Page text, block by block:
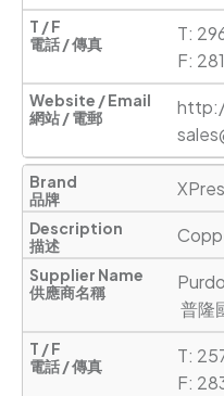
T:
F:
普隆
T:
F: